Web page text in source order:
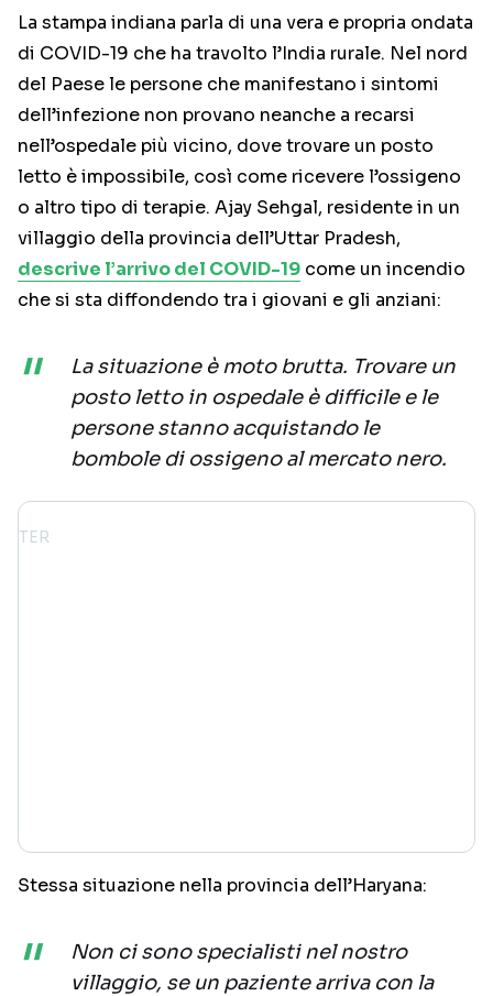
La stampa indiana parla di una vera e propria ondata
di COVID-19 che ha travolto l’India rurale. Nel nord
del Paese le persone che manifestano i sintomi
dell’infezione non provano neanche a recarsi
nell’ospedale più vicino, dove trovare un posto
letto è impossibile, così come ricevere l’ossigeno
o altro tipo di terapie. Ajay Sehgal, residente in un
villaggio della provincia dell’Uttar Pradesh,
descrive l’arrivo del COVID-19 come un incendio
che si sta diffondendo tra i giovani e gli anziani:
La situazione è moto brutta. Trovare un
posto letto in ospedale è difficile e le
persone stanno acquistando le
bombole di ossigeno al mercato nero.
Stessa situazione nella provincia dell’Haryana:
Non ci sono specialisti nel nostro
villaggio, se un paziente arriva con la